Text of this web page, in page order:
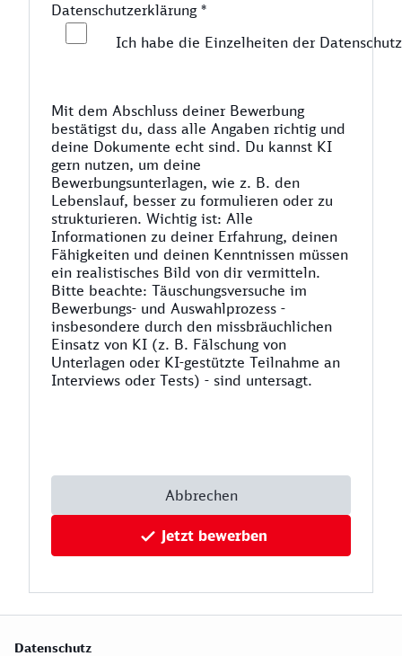
Datenschutzerklärung*
Ich habe die Einzelheiten der
Mit dem Abschluss deiner Bewerbung
bestätigst du, dass alle Angaben richtig und
deine Dokumente echt sind. Du kannst KI
gern nutzen, um deine
Bewerbungsunterlagen, wie z. B. den
Lebenslauf, besser zu formulieren oder zu
strukturieren. Wichtig ist: Alle
Informationen zu deiner Erfahrung, deinen
Fähigkeiten und deinen Kenntnissen müssen
ein realistisches Bild von dir vermitteln.
Bitte beachte: Täuschungsversuche im
Bewerbungs- und Auswahlprozess -
insbesondere durch den missbräuchlichen
Einsatz von KI (z. B. Fälschung von
Unterlagen oder KI-gestützte Teilnahme an
Interviews oder Tests) - sind untersagt.
Abbrechen
Jetzt bewerben
Datenschutz